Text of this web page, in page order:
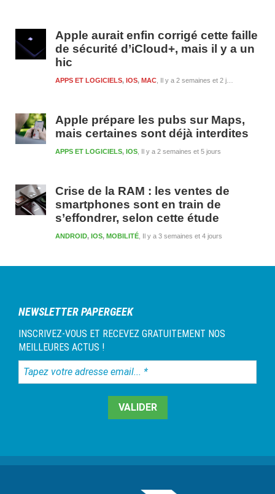
Apple aurait enfin corrigé cette faille
de sécurité d’iCloud+, mais il y a un
hic
Il y a 2 semaines et 2 jours
APPS ET LOGICIELS, IOS, MAC
Apple prépare les pubs sur Maps,
mais certaines sont déjà interdites
Il y a 2 semaines et 5 jours
APPS ET LOGICIELS, IOS
Crise de la RAM : les ventes de
smartphones sont en train de
s’effondrer, selon cette étude
Il y a 3 semaines et 4 jours
ANDROID, IOS, MOBILITÉ
NEWSLETTER PAPERGEEK
INSCRIVEZ-VOUS ET RECEVEZ GRATUITEMENT NOS
MEILLEURES ACTUS !
Tapez
votre